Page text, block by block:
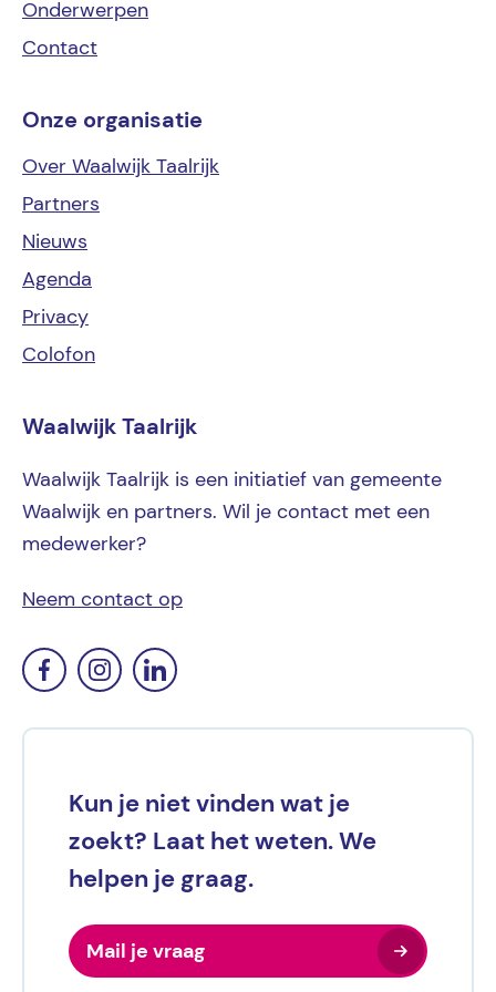
Onderwerpen
Contact
Onze organisatie
Over Waalwijk Taalrijk
Partners
Nieuws
Agenda
Privacy
Colofon
Waalwijk Taalrijk
Waalwijk Taalrijk is een initiatief van gemeente
Waalwijk en partners. Wil je contact met een
medewerker?
Neem contact op
Kun je niet vinden wat je
zoekt? Laat het weten. We
helpen je graag.
Mail je vraag